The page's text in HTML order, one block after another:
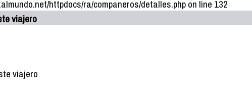
httpdocs/ra/companeros/detalles.php on line 132
viajero
viajero